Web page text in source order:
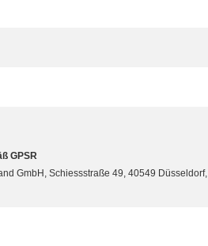
GPSR
GmbH, Schiessstraße 49, 40549